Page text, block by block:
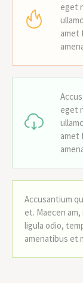
eget
amet
eget
amet
Accusantium
et. Maecen
ligula odio,
amenatibus et